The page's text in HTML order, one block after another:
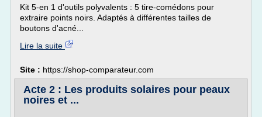
Kit 5-en 1 d'outils polyvalents : 5 tire-comédons pour
extraire points noirs. Adaptés à différentes tailles de
boutons d'acné...
Lire la suite
Site : https://shop-comparateur.com
Acte 2 : Les produits solaires pour peaux
noires et ...